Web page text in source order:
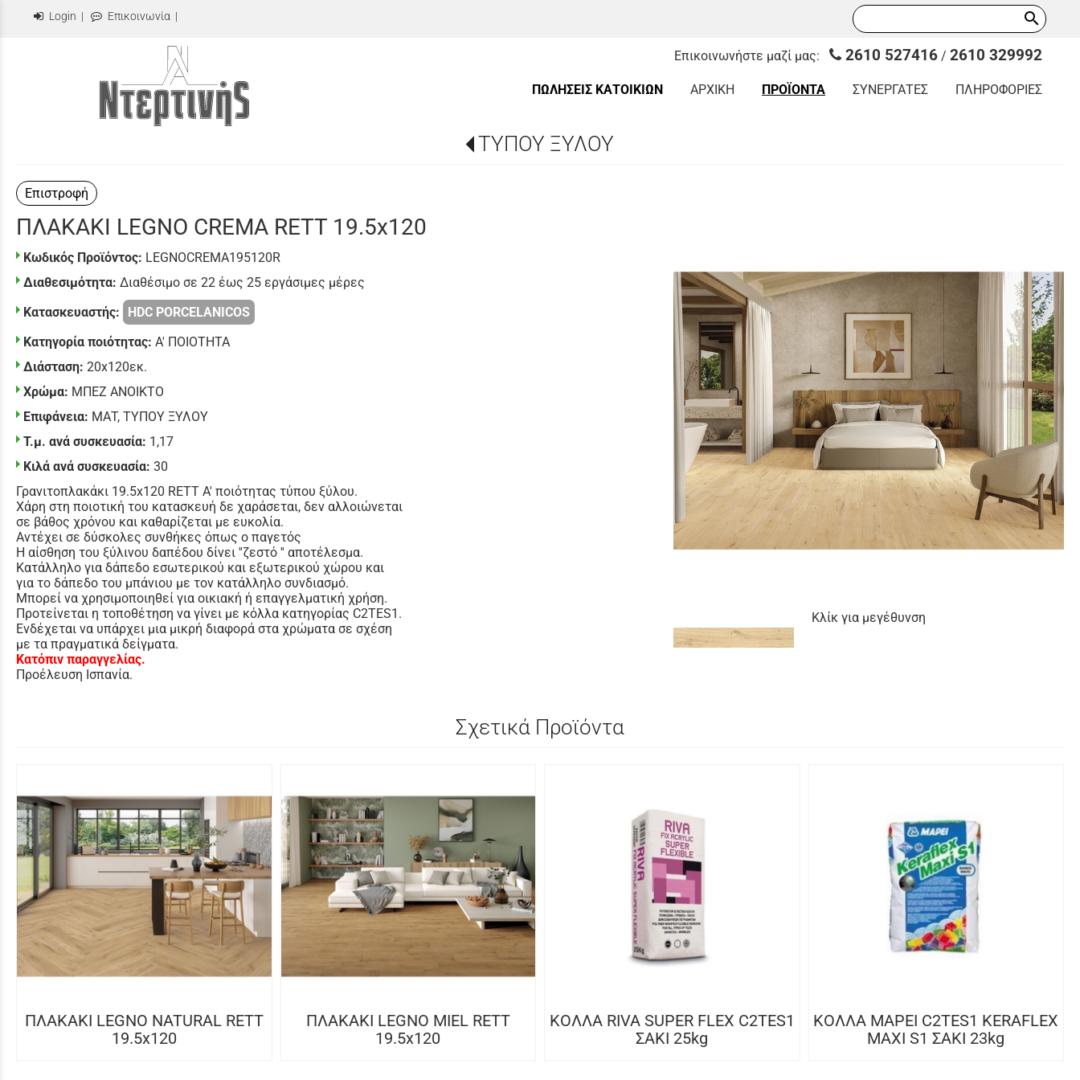
Login | Επικοινωνία | search
Επικοινωνήστε μαζί μας: 2610 527416 / 2610 329992
ΠΩΛΗΣΕΙΣ ΚΑΤΟΙΚΙΩΝ ΑΡΧΙΚΗ ΠΡΟΪΟΝΤΑ ΣΥΝΕΡΓΑΤΕΣ ΠΛΗΡΟΦΟΡΙΕΣ
ΤΥΠΟΥ ΞΥΛΟΥ
Επιστροφή
Κλίκ για μεγέθυνση
ΠΛΑΚΑΚΙ LEGNO CREMA RETT 19.5x120
Κωδικός Προϊόντος: LEGNOCREMA195120R
Διαθεσιμότητα: Διαθέσιμο σε 22 έως 25 εργάσιμες μέρες
Κατασκευαστής:
HDC PORCELANICOS
Κατηγορία ποιότητας: Α' ΠΟΙΟΤΗΤΑ
Διάσταση: 20x120εκ.
Χρώμα: ΜΠΕΖ ΑΝΟΙΚΤΟ
Επιφάνεια: ΜΑΤ, ΤΥΠΟΥ ΞΥΛΟΥ
Τ.μ. ανά συσκευασία: 1,17
Κιλά ανά συσκευασία: 30
Γρανιτοπλακάκι 19.5x120 RETT Α' ποιότητας τύπου ξύλου.
Χάρη στη ποιοτική του κατασκευή δε χαράσεται, δεν αλλοιώνεται
σε βάθος χρόνου και καθαρίζεται με ευκολία.
Αντέχει σε δύσκολες συνθήκες όπως ο παγετός
Η αίσθηση του ξύλινου δαπέδου δίνει ''ζεστό '' αποτέλεσμα.
Κατάλληλο για δάπεδο εσωτερικού και εξωτερικού χώρου και
για το δάπεδο του μπάνιου με τον κατάλληλο συνδιασμό.
Μπορεί να χρησιμοποιηθεί για οικιακή ή επαγγελματική χρήση.
Προτείνεται η τοποθέτηση να γίνει με κόλλα κατηγορίας C2TES1.
Ενδέχεται να υπάρχει μια μικρή διαφορά στα χρώματα σε σχέση
με τα πραγματικά δείγματα.
Κατόπιν παραγγελίας.
Προέλευση Ισπανία.
Σχετικά Προϊόντα
ΠΛΑΚΑΚΙ LEGNO NATURAL RETT
19.5x120
ΠΛΑΚΑΚΙ LEGNO MIEL RETT
19.5x120
ΚΟΛΛΑ RIVA SUPER FLEX C2TES1
ΣΑΚΙ 25kg
ΚΟΛΛΑ MAPEI C2TES1 KERAFLEX
MAXI S1 ΣΑΚΙ 23kg